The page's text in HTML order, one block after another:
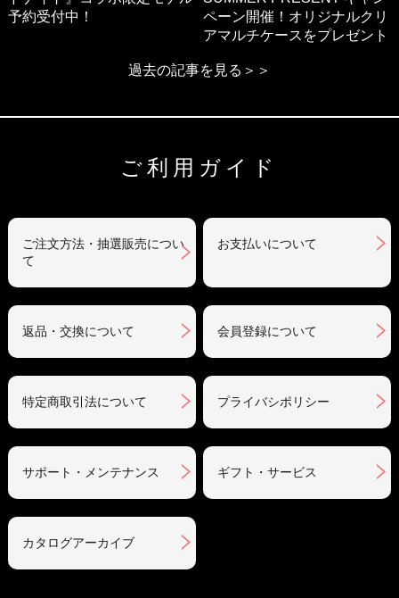
予約受付中！
ペーン開催！オリジナルクリ
アマルチケースをプレゼント
過去の記事を見る＞＞
ご利用ガイド
ご注文方法・抽選販売につい
て
お支払いについて
返品・交換について 会員登録について
特定商取引法について プライバシポリシー
サポート・メンテナンス ギフト・サービス
カタログアーカイブ